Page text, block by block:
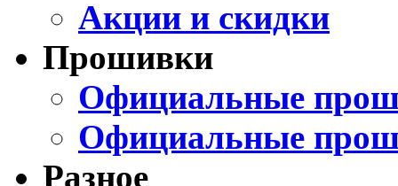
Акции и скидки
Прошивки
Официальные
Официальные
Разное